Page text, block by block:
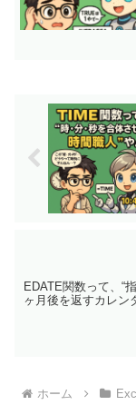
EDATE関数って、“
ヶ月後を返すカレン
ホーム